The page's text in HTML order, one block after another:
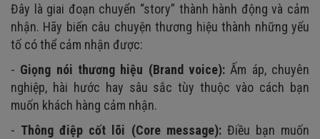
Đây là giai đoạn chuyển “story” thành hành động và cảm
nhận. Hãy biến câu chuyện thương hiệu thành những yếu
tố có thể cảm nhận được:
- Giọng nói thương hiệu (Brand voice): Ấm áp, chuyên
nghiệp, hài hước hay sâu sắc tùy thuộc vào cách bạn
muốn khách hàng cảm nhận.
- Thông điệp cốt lõi (Core message):Điều bạn muốn